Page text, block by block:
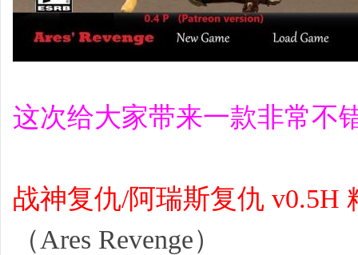
这次给大家带来一款非常不
战神复仇/阿瑞斯复仇 v0.5H
（Ares Revenge）